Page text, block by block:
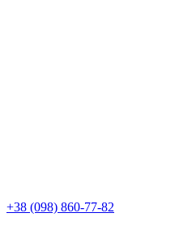
+38 (098) 860-77-82